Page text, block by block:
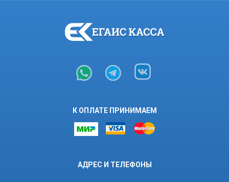
К ОПЛАТЕ ПРИНИМАЕМ
АДРЕС И ТЕЛЕФОНЫ